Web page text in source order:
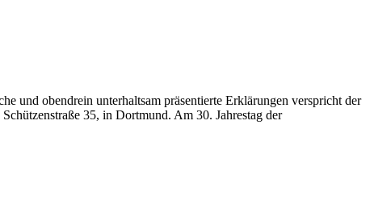
und obendrein unterhaltsam präsentierte Erklärungen verspricht der
35, in Dortmund. Am 30. Jahrestag der